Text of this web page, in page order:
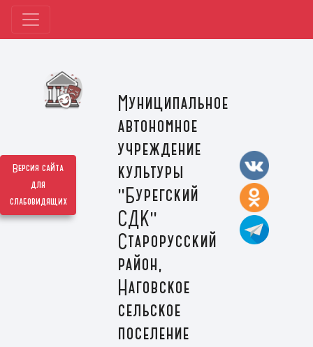
Версия сайта
для
слабовидящих
Муниципальное
автономное
учреждение
культуры
"Бурегский
СДК"
Старорусский
район,
Наговское
сельское
поселение